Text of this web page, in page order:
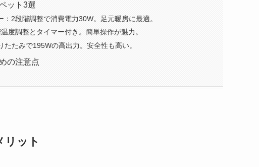
ット3選
2段階調整で消費電力30W。足元暖房に最適。
度調整とタイマー付き。簡単操作が魅力。
たみで195Wの高出力。安全性も高い。
の注意点
リット